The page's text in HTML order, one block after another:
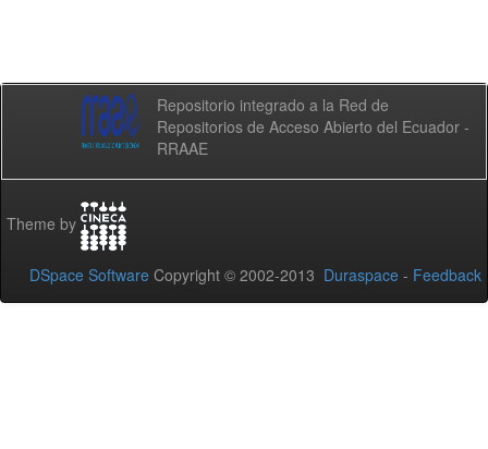
Repositorio integrado a la Red de
Repositorios de Acceso Abierto del Ecuador -
RRAAE
Theme by
DSpace Software Copyright © 2002-2013 Duraspace - Feedback